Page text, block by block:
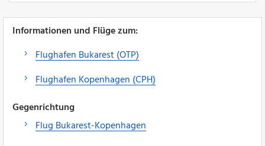
Informationen und Flüge zum:
Flughafen Bukarest (OTP)
Flughafen Kopenhagen (CPH)
Gegenrichtung
Flug Bukarest-Kopenhagen